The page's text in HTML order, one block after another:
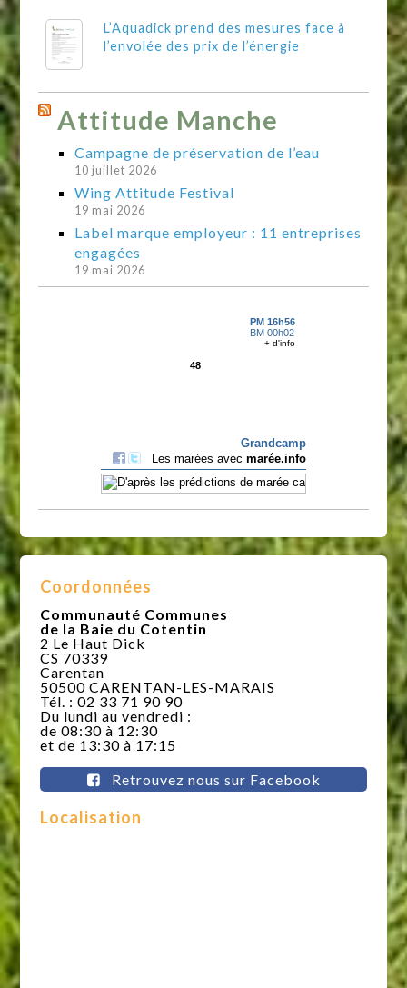
L’Aquadick prend des mesures face à
l’envolée des prix de l’énergie
Attitude Manche
Campagne de préservation de l’eau
10 juillet 2026
Wing Attitude Festival
19 mai 2026
Label marque employeur : 11 entreprises
engagées
19 mai 2026
Coordonnées
Communauté Communes
de la Baie du Cotentin
2 Le Haut Dick
CS 70339
Carentan
50500 CARENTAN-LES-MARAIS
Tél. : 02 33 71 90 90
Du lundi au vendredi :
de 08:30 à 12:30
et de 13:30 à 17:15
Retrouvez nous sur Facebook
Localisation